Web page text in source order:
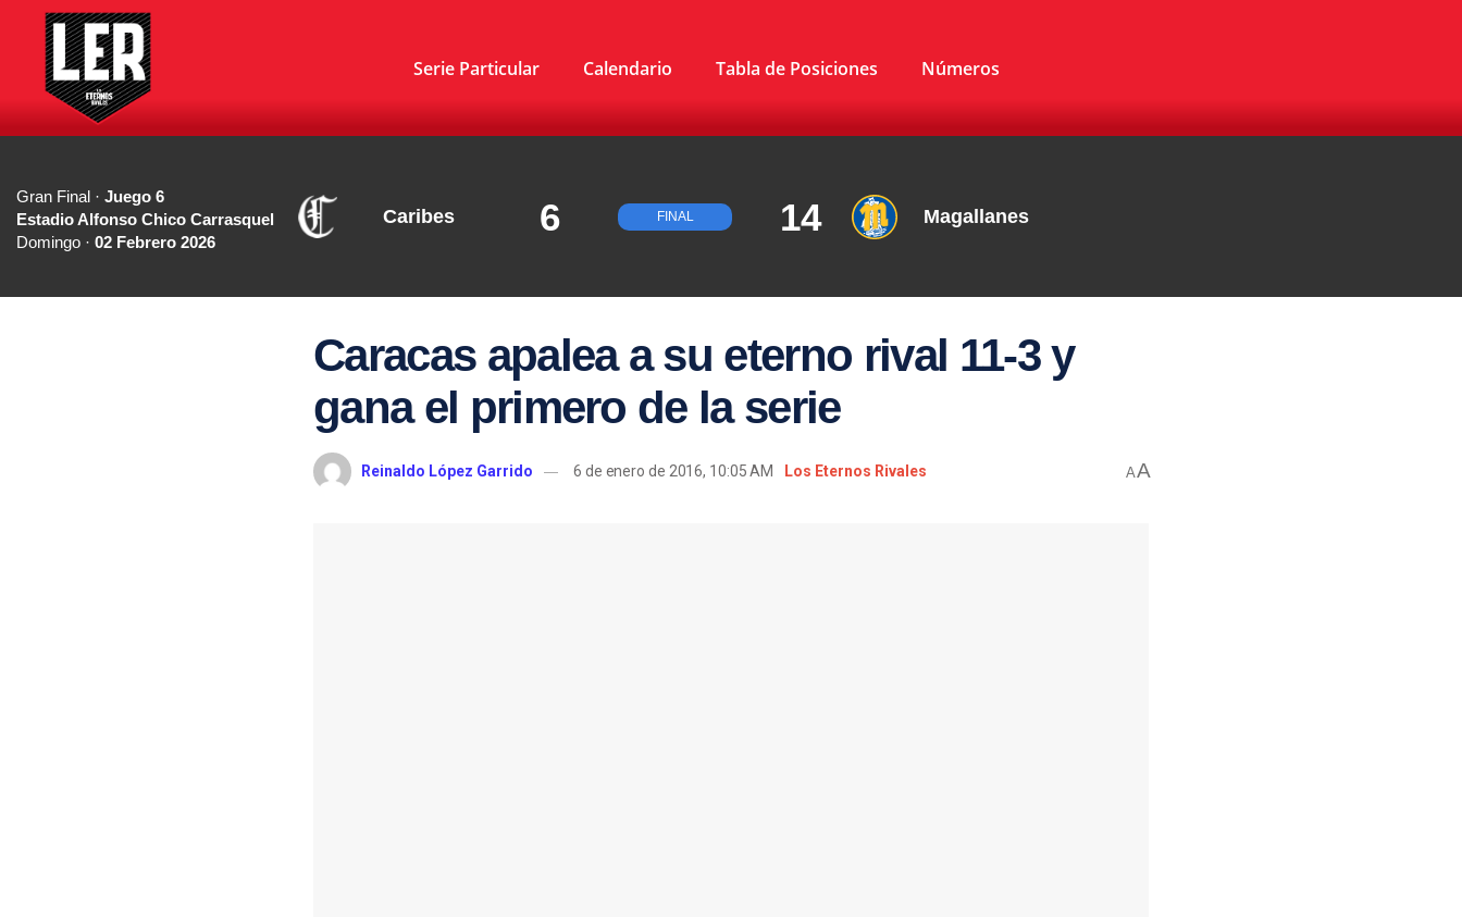
Serie Particular Calendario Tabla de Posiciones Números
Gran Final · Juego 6
Estadio Alfonso Chico Carrasquel
Domingo · 02 Febrero 2026
Caribes 6 FINAL 14 Magallanes
Caracas apalea a su eterno rival 11-3 y
gana el primero de la serie
Reinaldo López Garrido 6 de enero de 2016, 10:05 AM Los Eternos Rivales AA